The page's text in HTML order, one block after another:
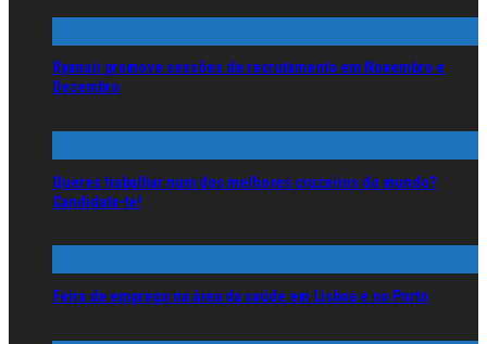
Ryanair promove sessões de recrutamento em Novembro e
Dezembro
Queres trabalhar num dos melhores cruzeiros do mundo?
Candidata-te!
Feira de emprego na área da saúde em Lisboa e no Porto